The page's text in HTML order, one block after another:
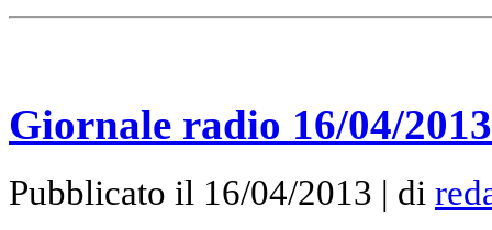
Giornale radio 16/04/
Pubblicato il 16/04/2013 | di